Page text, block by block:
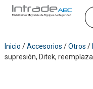
Inicio /Accesorios /Otros /
supresión, Ditek,